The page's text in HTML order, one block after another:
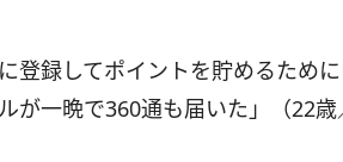
登録してポイントを貯めるため
が一晩で360通も届いた」（22歳